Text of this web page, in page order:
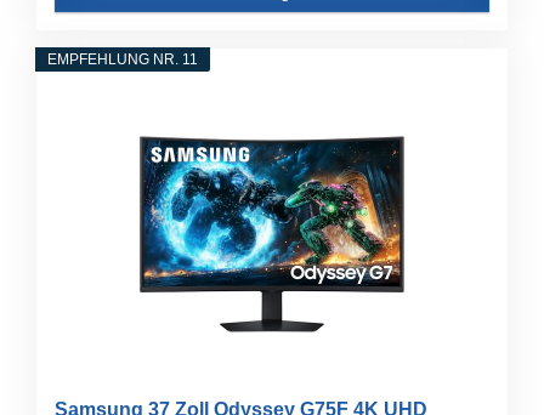
EMPFEHLUNG NR. 11
Samsung 37 Zoll Odyssey G75F 4K UHD